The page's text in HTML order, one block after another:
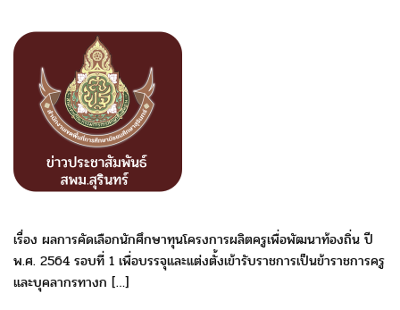
เรื่อง ผลการคัดเลือกนักศึกษาทุนโครงการผลิตครูเพื่อพัฒนาท้องถิ่น ปี
พ.ศ. 2564 รอบที่ 1 เพื่อบรรจุและแต่งตั้งเข้ารับราชการเป็นข้าราชการครู
และบุคลากรทางก […]